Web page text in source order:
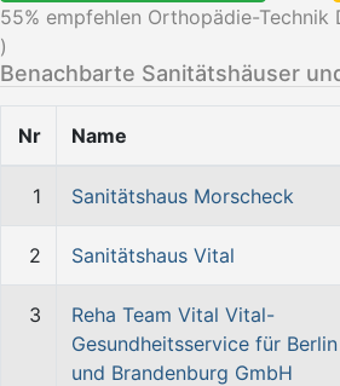
55% empfehlen Orthopädie-Technik
)
Benachbarte Sanitätshäuser
Nr Name
1 Sanitätshaus Morscheck
2 Sanitätshaus Vital
3
Reha Team Vital Vital-
Gesundheitsservice für Berlin
und Brandenburg GmbH